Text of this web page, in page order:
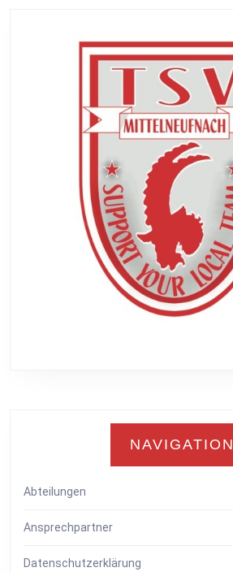
NAVIGATION
Abteilungen
Ansprechpartner
Datenschutzerklärung